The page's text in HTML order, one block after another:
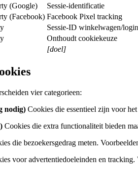
(Google) Sessie-identificatie
(Facebook) Facebook Pixel tracking
Sessie-ID winkelwagen/login
Onthoudt cookiekeuze
[doel]
vier categorieen:
nodig) Cookies die essentieel zijn voor
Cookies die extra functionaliteit bieden
die bezoekersgedrag meten.
voor advertentiedoeleinden en